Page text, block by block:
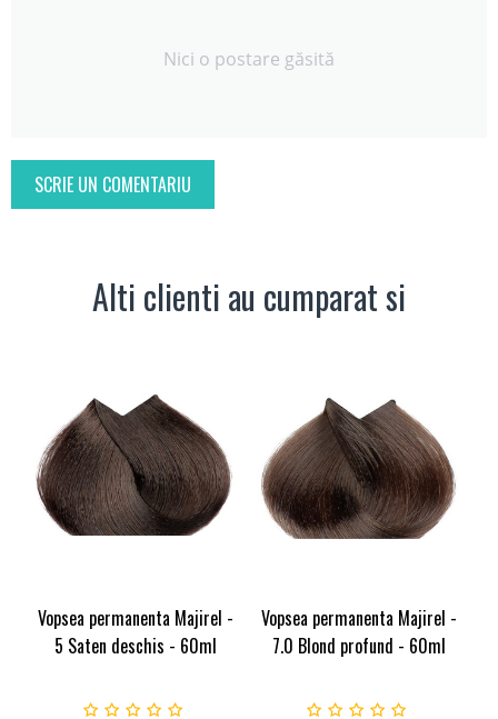
Nici o postare găsită
SCRIE UN COMENTARIU
Alti clienti au cumparat si
Vopsea permanenta Majirel -
5 Saten deschis - 60ml
Vopsea permanenta Majirel -
7.0 Blond profund - 60ml